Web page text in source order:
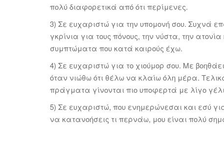
πολύ διαφορετικά από ότι περίμενες.
3) Σε ευχαριστώ για την υπομονή σου. Συχνά
γκρίνια για τους πόνους, την νύστα, την
συμπτώματα που κατά καιρούς έχω.
4) Σε ευχαριστώ για το χιούμορ σου. Με
όταν νιώθω ότι θέλω να κλαίω όλη μέρα.
πράγματα γίνονται πιο υποφερτά με λίγο
5) Σε ευχαριστώ, που ενημερώνεσαι και εσύ
να κατανοήσεις τι περνάω, μου είναι πολύ